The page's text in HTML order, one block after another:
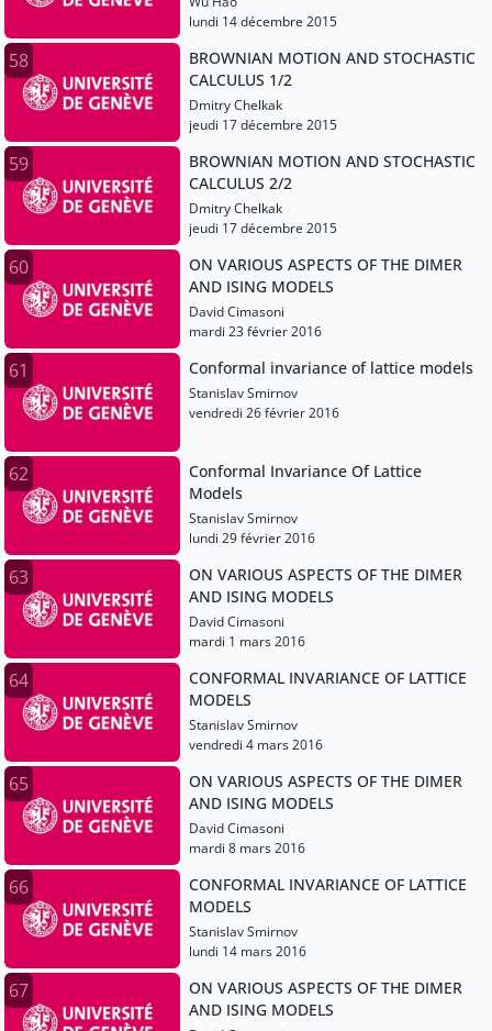
lundi 14 décembre 2015
58
BROWNIAN MOTION AND STOCHASTIC
CALCULUS 1/2
Dmitry Chelkak
jeudi 17 décembre 2015
59
BROWNIAN MOTION AND STOCHASTIC
CALCULUS 2/2
Dmitry Chelkak
jeudi 17 décembre 2015
60
ON VARIOUS ASPECTS OF THE DIMER
AND ISING MODELS
David Cimasoni
mardi 23 février 2016
61 Conformal invariance of lattice models
Stanislav Smirnov
vendredi 26 février 2016
62
Conformal Invariance Of Lattice
Models
Stanislav Smirnov
lundi 29 février 2016
63
ON VARIOUS ASPECTS OF THE DIMER
AND ISING MODELS
David Cimasoni
mardi 1 mars 2016
64
CONFORMAL INVARIANCE OF LATTICE
MODELS
Stanislav Smirnov
vendredi 4 mars 2016
65
ON VARIOUS ASPECTS OF THE DIMER
AND ISING MODELS
David Cimasoni
mardi 8 mars 2016
66
CONFORMAL INVARIANCE OF LATTICE
MODELS
Stanislav Smirnov
lundi 14 mars 2016
67
ON VARIOUS ASPECTS OF THE DIMER
AND ISING MODELS